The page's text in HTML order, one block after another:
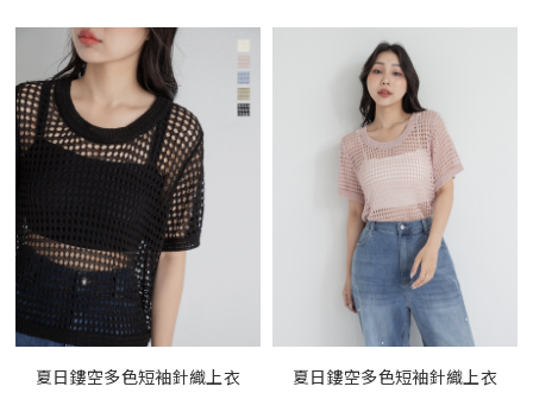
夏日鏤空多色短袖針織上衣
夏日鏤空多色短袖針織上衣